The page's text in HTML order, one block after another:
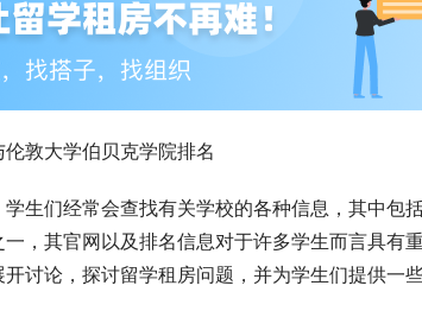
敦大学伯贝克学院排名
生们经常会查找有关学校的各种信息，其中包
，其官网以及排名信息对于许多学生而言具有
讨论，探讨留学租房问题，并为学生们提供一些